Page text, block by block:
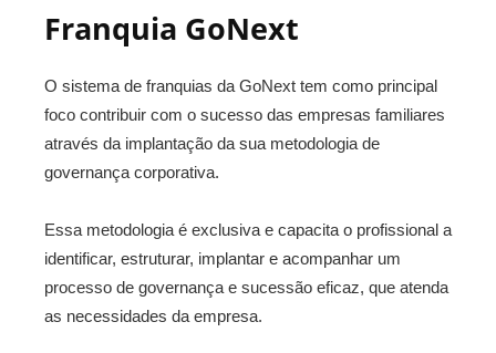
Franquia GoNext
O sistema de franquias da GoNext tem como principal
foco contribuir com o sucesso das empresas familiares
através da implantação da sua metodologia de
governança corporativa.
Essa metodologia é exclusiva e capacita o profissional a
identificar, estruturar, implantar e acompanhar um
processo de governança e sucessão eficaz, que atenda
as necessidades da empresa.